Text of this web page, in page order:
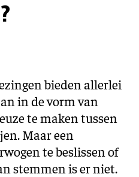
bieden allerlei
in de vorm van
te maken tussen
Maar een
te beslissen of
stemmen is er niet.